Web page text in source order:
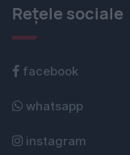
Rețele sociale
facebook
whatsapp
instagram